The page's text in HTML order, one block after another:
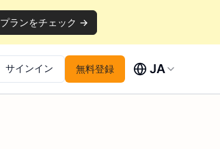
プランをチェック →
サインイン 無料登録 JA